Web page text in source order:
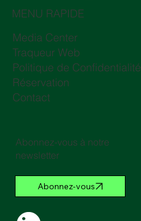
MENU RAPIDE
Media Center
Traqueur Web
Politique de Confidentialité
Réservation
Contact
Abonnez-vous à notre
newsletter
Abonnez-vous